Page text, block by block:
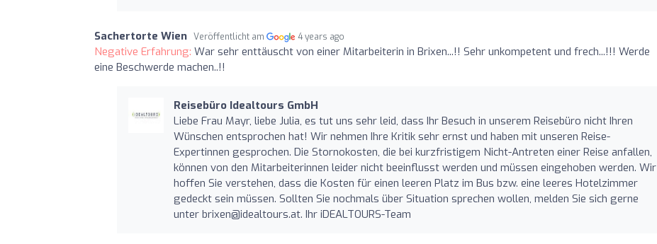
Sachertorte Wien Veröffentlicht am 4 years ago
Negative Erfahrung: War sehr enttäuscht von einer Mitarbeiterin in Brixen...!! Sehr unkompetent und frech...!!! Werde
eine Beschwerde machen..!!
Reisebüro Idealtours GmbH
Liebe Frau Mayr, liebe Julia, es tut uns sehr leid, dass Ihr Besuch in unserem Reisebüro nicht Ihren
Wünschen entsprochen hat! Wir nehmen Ihre Kritik sehr ernst und haben mit unseren Reise-
Expertinnen gesprochen. Die Stornokosten, die bei kurzfristigem Nicht-Antreten einer Reise anfallen,
können von den Mitarbeiterinnen leider nicht beeinflusst werden und müssen eingehoben werden. Wir
hoffen Sie verstehen, dass die Kosten für einen leeren Platz im Bus bzw. eine leeres Hotelzimmer
gedeckt sein müssen. Sollten Sie nochmals über Situation sprechen wollen, melden Sie sich gerne
unter brixen@idealtours.at. Ihr iDEALTOURS-Team